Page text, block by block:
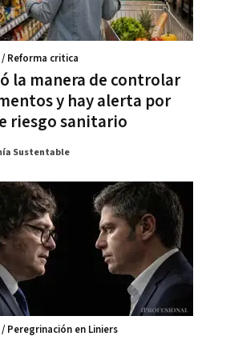
la manera de controlar
y hay alerta por
riesgo sanitario
/ Reforma critica
Sustentable
/ Peregrinación en Liniers